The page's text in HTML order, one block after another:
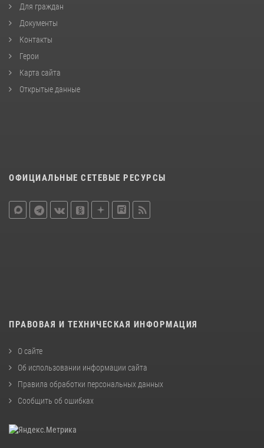
Для граждан
Документы
Контакты
Герои
Карта сайта
Открытые данные
ОФИЦИАЛЬНЫЕ СЕТЕВЫЕ РЕСУРСЫ
ПРАВОВАЯ И ТЕХНИЧЕСКАЯ ИНФОРМАЦИЯ
О сайте
Об использовании информации сайта
Правила обработки персональных данных
Сообщить об ошибках